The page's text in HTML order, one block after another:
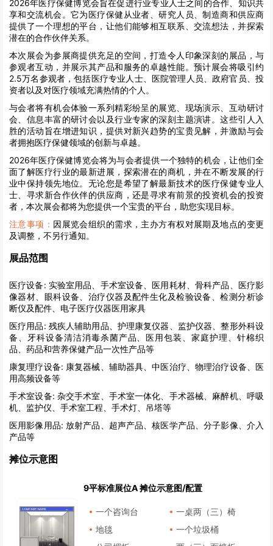
2026年医疗保健博览会旨在促进行业专业人士之间的合作、知识共
享和交流机会。它为医疗保健从业者、研究人员、制造商和供应商
提供了一个理想的平台，让他们能够相互联系、交流想法，并探索
潜在的合作伙伴关系。
本次展会为参展商提供充足的空间，打造令人印象深刻的展品，与
参观者互动，并展示其产品和服务的卓越性能。预计展会将吸引约
2.5万名参观者，包括医疗专业人士、医院管理人员、政府官员、投
资者以及对医疗领域充满热情的个人。
与会者将有机会体验一系列精彩纷呈的展览、现场演示、互动研讨
会、信息丰富的研讨会以及行业专家的深刻主题演讲。这些引人入
胜的活动旨在增进知识，提供对新兴趋势的宝贵见解，并激励与会
者拥抱医疗保健领域的创新与卓越。
2026年医疗保健博览会将为与会者提供一个独特的机会，让他们全
面了解医疗行业的最新进展，探索潜在的商机，并在不断发展的行
业中保持领先地位。无论您是希望了解最新技术的医疗保健专业人
士、寻求新合作伙伴的供应商，还是寻求有前景的投资机会的投资
者，本次展会都将为您提供一个宝贵的平台，助您实现目标。
注意事项： 因展览会组织的需求，主办方有权对展期及地点的变更
及调整，不另行通知。
展品范围
医疗设备: 实验室用品、手术室设备、医用耗材、骨科产品、医疗影
像器材、眼科设备、治疗仪器及配件生化及检验设备、检测分析诊
断仪及配件、电子医疗仪器医用家具
医疗用品: 残疾人辅助用品、护理康复仪器、监护仪器、整形外科设
备、牙科设备清洁消毒杀菌产品、医用包装、家庭护理、针棉织
品、药品和营养保健产品一次性产品等
康复理疗设备: 康复器械、辅助器具、中医治疗、物理治疗设备、医
用高频设备等
手术室设备: 杂交手术室、手术室一体化、手术器械、麻醉机、呼吸
机、监护仪、手术室工程、手术灯、吊塔等
医用影像用品: 放射产品、超声产品、核医学产品、分子影像、介入
产品等
摊位示意图
9平标准展位A 摊位示意图/配置
一个咨询台
一桌两（三）椅
地毯
一个垃圾桶